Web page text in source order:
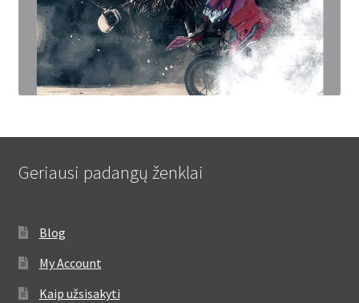
Geriausi padangų ženklai
Blog
My Account
Kaip užsisakyti